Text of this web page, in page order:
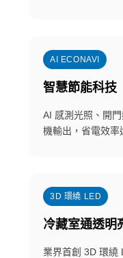
AI ECONAVI
智慧節能科技
AI 感測光照、開
機輸出，省電效率
3D 環繞 LED
冷藏室通透明
業界首創 3D 環繞